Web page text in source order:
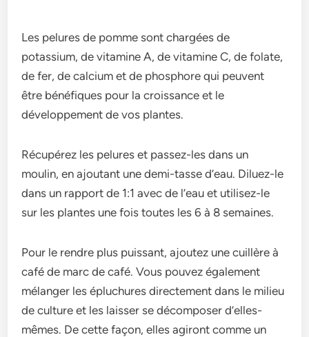
Les pelures de pomme sont chargées de
potassium, de vitamine A, de vitamine C, de folate,
de fer, de calcium et de phosphore qui peuvent
être bénéfiques pour la croissance et le
développement de vos plantes.
Récupérez les pelures et passez-les dans un
moulin, en ajoutant une demi-tasse d’eau. Diluez-le
dans un rapport de 1:1 avec de l’eau et utilisez-le
sur les plantes une fois toutes les 6 à 8 semaines.
Pour le rendre plus puissant, ajoutez une cuillère à
café de marc de café. Vous pouvez également
mélanger les épluchures directement dans le milieu
de culture et les laisser se décomposer d’elles-
mêmes. De cette façon, elles agiront comme un